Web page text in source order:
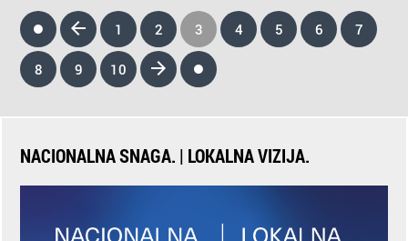
1 2 3 4 5 6 7
8 9 10
NACIONALNA SNAGA. | LOKALNA VIZIJA.